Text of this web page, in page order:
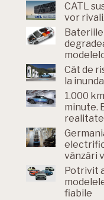
CATL
vor
Cât de
la
1.000
minute.
realitate
vânzări
Potrivit
fiabile